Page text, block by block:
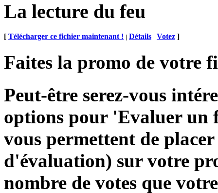
La lecture du feu
[ Télécharger ce fichier maintenant ! | Détails | Votez ]
Faites la promo de votre
Peut-être serez-vous
options pour 'Evaluer un
vous permettent de
d'évaluation) sur votre
nombre de votes que